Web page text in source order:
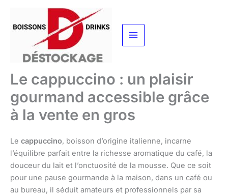
contenu
Le cappuccino : un plaisir
gourmand accessible grâce
à la vente en gros
Le cappuccino, boisson d’origine italienne, incarne
l’équilibre parfait entre la richesse aromatique du café, la
douceur du lait et l’onctuosité de la mousse. Que ce soit
pour une pause gourmande à la maison, dans un café ou
au bureau, il séduit amateurs et professionnels par sa